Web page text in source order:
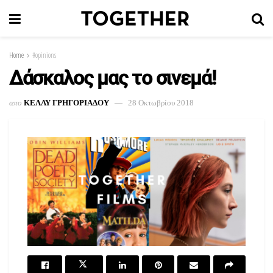
Home #opinions
Δάσκαλος μας το σινεμά!
απο ΚΕΛΛΥ ΓΡΗΓΟΡΙΑΔΟΥ 28 Οκτωβρίου 2018